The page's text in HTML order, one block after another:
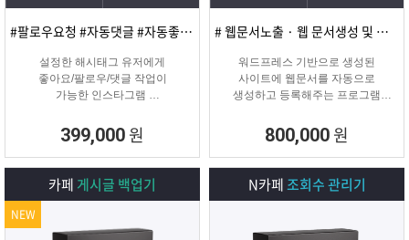
#팔로우요청 #자동댓글 #자동좋아요 #SNS마케팅
설정한 해시태그 유저에게
좋아요/팔로우/댓글 작업이
가능한 인스타그램
399,000 원
# 웹문서노출 · 웹 문서생성 및 등록
워드프레스 기반으로 생성된
사이트에 웹문서를 자동으로
생성하고 등록해주는 프로그램
800,000 원
카페 게시글 백업기
NEW
N카페조회수 관리기